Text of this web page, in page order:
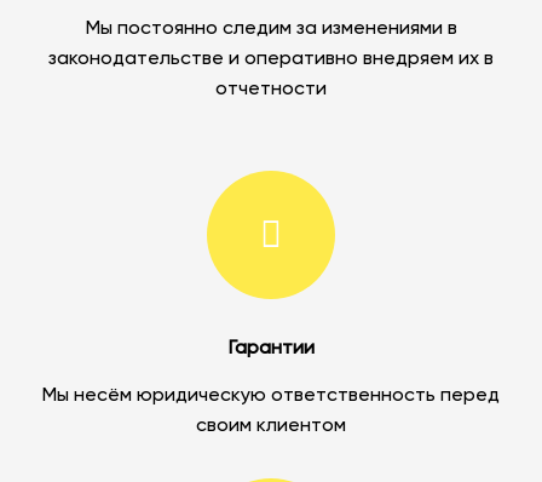
Мы постоянно следим за изменениями в
законодательстве и оперативно внедряем их в
отчетности
Гарантии
Мы несём юридическую ответственность перед
своим клиентом